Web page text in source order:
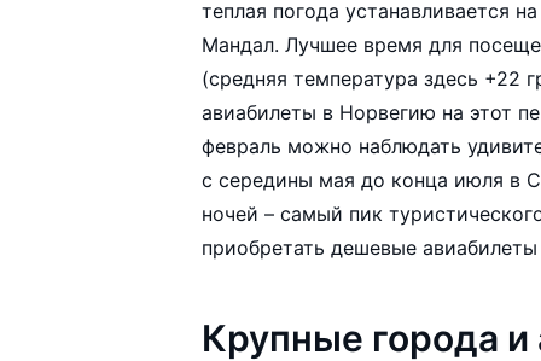
теплая погода устанавливается
Мандал. Лучшее время для
(средняя температура здесь +22
авиабилеты в Норвегию на этот
февраль можно наблюдать
с середины мая до конца июля в
ночей – самый пик
приобретать дешевые
Крупные города